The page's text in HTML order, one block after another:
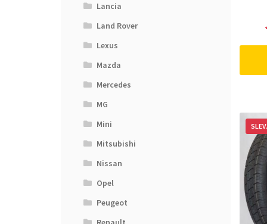
Lancia
Land Rover
Lexus
Mazda
Mercedes
MG
Mini
Mitsubishi
Nissan
Opel
Peugeot